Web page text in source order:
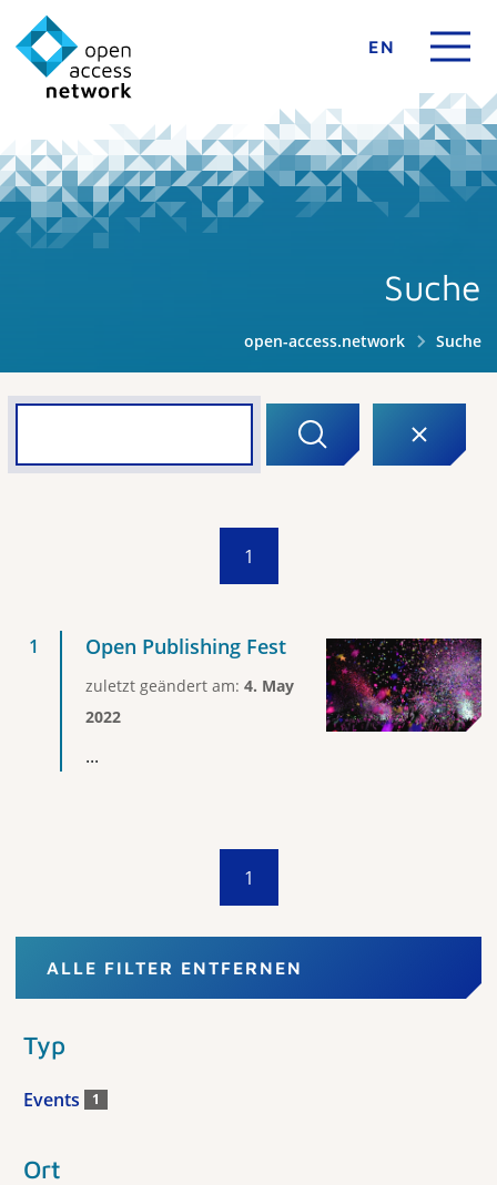
EN
Suche
open-access.network Suche
1
Open Publishing Fest
zuletzt geändert am: 4. May
2022
...
1
ALLE FILTER ENTFERNEN
Typ
Events 1
Ort